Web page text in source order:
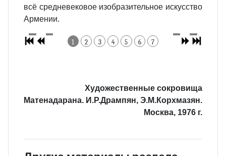
всё средневековое изобразительное искусство
Армении.
1 2 3 4 5 6 7
Художественные сокровища
Матенадарана. И.Р.Дрампян, Э.М.Корхмазян.
Москва, 1976 г.